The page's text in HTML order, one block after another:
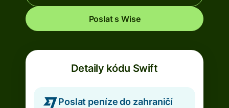
Poslat s Wise
Detaily kódu Swift
Poslat peníze do zahraničí